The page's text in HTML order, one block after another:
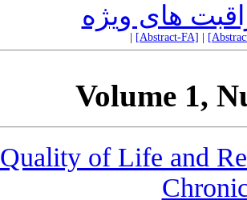
های ویژه
[Abstract-FA]
Volume 1,
Quality of Life and